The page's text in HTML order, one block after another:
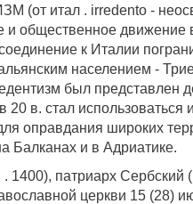
(от итал . irredento -
и общественное движение
к Италии
населением -
был представлен
20 в. стал использоваться
оправдания широких
Балканах и в Адриатике.
патриарх Сербский
церкви 15 (28)